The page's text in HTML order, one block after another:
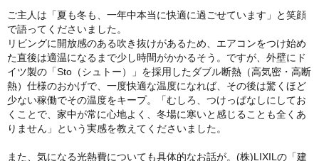
ご主人は「夏も冬も、一年中本当に快適に過ごせています」と笑顔
で語ってくださいました。
リビングに開放感のある吹き抜けがあるため、エアコンをつけ始め
た直後は適温になるまで少し時間がかかるそう。ですが、外壁にド
イツ製の「Sto（シュトー）」を採用したダブル断熱（高気密・高断
熱）仕様のおかげで、一度快適な温度になれば、その後は驚くほど
少ない稼働でその温度をキープ。「むしろ、つけっぱなしにしてお
くことで、家中が常に心地よく、冬場に寒いと感じることも全くあ
りません」という実感を教えてくださいました。
また、気になる光熱費についても具体的なお話が。(株)LIXILの「建